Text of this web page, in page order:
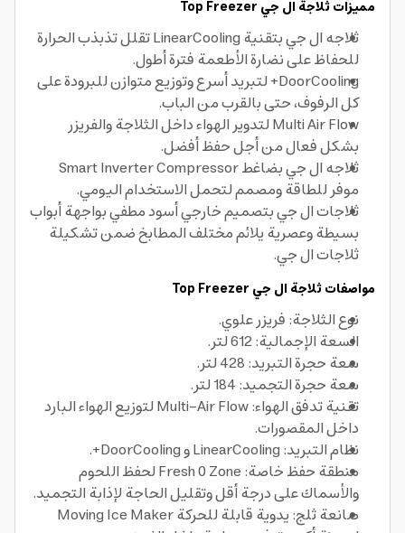
مميزات ثلاجة ال جي Top Freezer
ثلاجه ال جي بتقنية LinearCooling تقلل تذبذب الحرارة
للحفاظ على نضارة الأطعمة فترة أطول.
DoorCooling+ لتبريد أسرع وتوزيع متوازن للبرودة على
كل الرفوف، حتى بالقرب من الباب.
Multi Air Flow لتدوير الهواء داخل الثلاجة والفريزر
بشكل فعال من أجل حفظ أفضل.
ثلاجه ال جي بضاغط Smart Inverter Compressor
موفر للطاقة ومصمم لتحمل الاستخدام اليومي.
ثلاجات ال جي بتصميم خارجي أسود مطفي بواجهة أبواب
بسيطة وعصرية يلائم مختلف المطابخ ضمن تشكيلة
ثلاجات ال جي.
مواصفات ثلاجة ال جي Top Freezer
نوع الثلاجة: فريزر علوي.
السعة الإجمالية: 612 لتر.
سعة حجرة التبريد: 428 لتر.
سعة حجرة التجميد: 184 لتر.
تقنية تدفق الهواء: Multi-Air Flow لتوزيع الهواء البارد
داخل المقصورات.
نظام التبريد: LinearCooling و DoorCooling+.
منطقة حفظ خاصة: Fresh 0 Zone لحفظ اللحوم
والأسماك على درجة أقل وتقليل الحاجة لإذابة التجميد.
صانعة ثلج: يدوية قابلة للحركة Moving Ice Maker